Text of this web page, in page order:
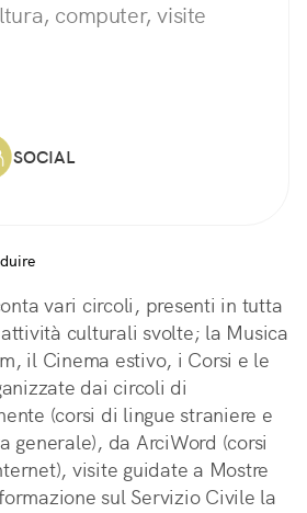
computer, visite
SOCIAL
vari circoli, presenti in tutta
culturali svolte; la Musica
il Cinema estivo, i Corsi e le
dai circoli di
(corsi di lingue straniere e
generale), da ArciWord (corsi
visite guidate a Mostre
sul Servizio Civile la